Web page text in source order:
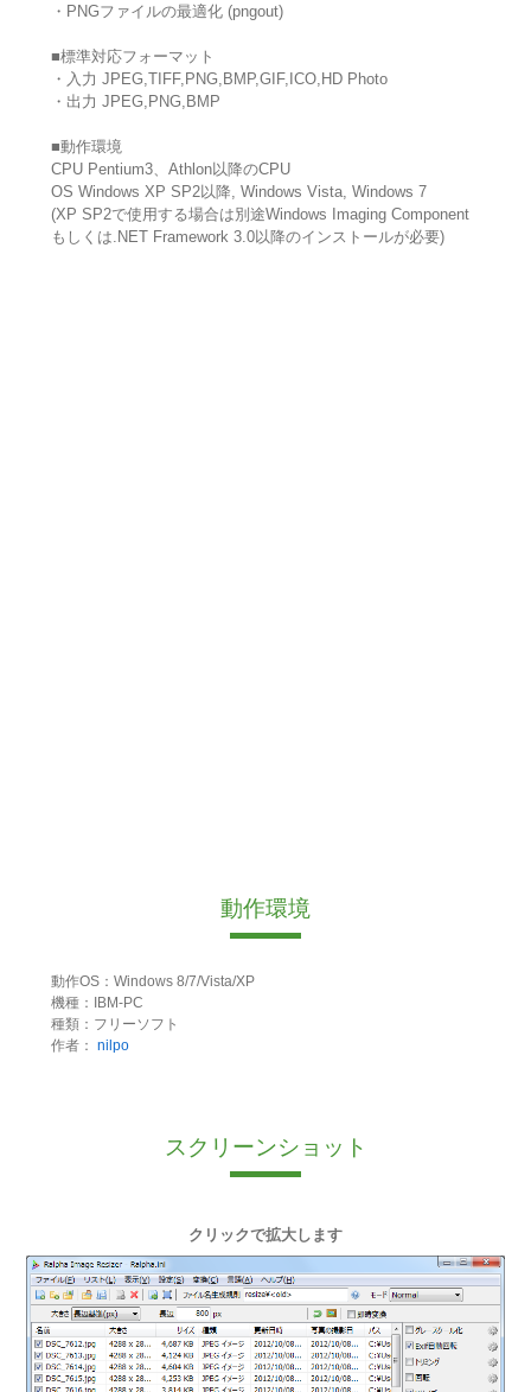
・PNGファイルの最適化 (pngout)
■標準対応フォーマット
・入力 JPEG,TIFF,PNG,BMP,GIF,ICO,HD Photo
・出力 JPEG,PNG,BMP
■動作環境
CPU Pentium3、Athlon以降のCPU
OS Windows XP SP2以降, Windows Vista, Windows 7
(XP SP2で使用する場合は別途Windows Imaging Component
もしくは.NET Framework 3.0以降のインストールが必要)
動作環境
動作OS：Windows 8/7/Vista/XP
機種：IBM-PC
種類：フリーソフト
作者： nilpo
スクリーンショット
クリックで拡大します